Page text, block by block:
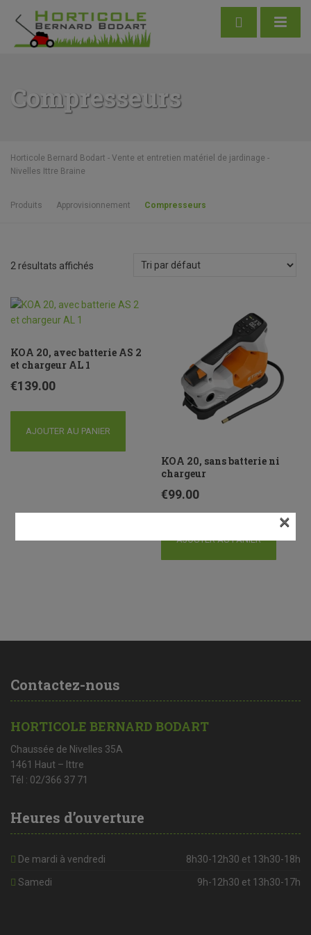
Compresseurs
Horticole Bernard Bodart - Vente et entretien matériel de jardinage -
Nivelles Ittre Braine
Produits Approvisionnement Compresseurs
2 résultats affichés
KOA 20, avec batterie AS 2
et chargeur AL 1
€139.00
AJOUTER AU PANIER
KOA 20, sans batterie ni
chargeur
€99.00
AJOUTER AU PANIER
Contactez-nous
HORTICOLE BERNARD BODART
Chaussée de Nivelles 35A
1461 Haut – Ittre
Tél : 02/366 37 71
Heures d’ouverture
De mardi à vendredi 8h30-12h30 et 13h30-18h
Samedi 9h-12h30 et 13h30-17h
×